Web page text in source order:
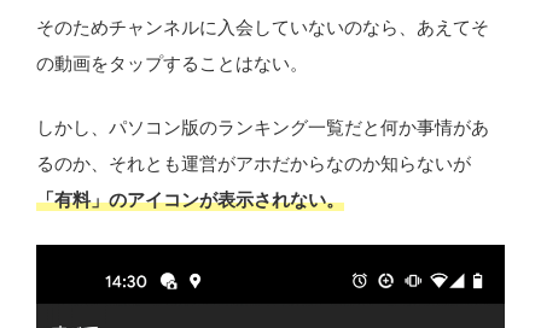
そのためチャンネルに入会していないのなら、あえてそ
の動画をタップすることはない。
しかし、パソコン版のランキング一覧だと何か事情があ
るのか、それとも運営がアホだからなのか知らないが
「有料」のアイコンが表示されない。